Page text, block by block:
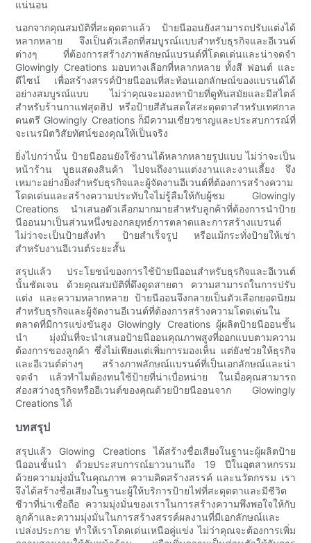
แน่นอน
นอกจากคุณสมบัติที่สะดุดตาแล้ว ป้ายนีออนยังสามารถปรับแต่งได้
หลากหลาย จึงเป็นตัวเลือกที่สมบูรณ์แบบสำหรับธุรกิจและอีเวนต์
ต่างๆ ที่ต้องการสร้างภาพลักษณ์แบรนด์ที่โดดเด่นและน่าจดจำ
Glowingly Creations มอบทางเลือกที่หลากหลาย ทั้งสี ฟอนต์ และ
ดีไซน์ เพื่อสร้างสรรค์ป้ายนีออนที่สะท้อนเอกลักษณ์ของแบรนด์ได้
อย่างสมบูรณ์แบบ ไม่ว่าคุณจะมองหาป้ายที่ดูทันสมัยและมีสไตล์
สำหรับร้านกาแฟสุดฮิป หรือป้ายสีสันสดใสสะดุดตาสำหรับเทศกาล
ดนตรี Glowingly Creations ก็มีความเชี่ยวชาญและประสบการณ์ที่
จะเนรมิตวิสัยทัศน์ของคุณให้เป็นจริง
ยิ่งไปกว่านั้น ป้ายนีออนยังใช้งานได้หลากหลายรูปแบบ ไม่ว่าจะเป็น
หน้าร้าน บูธแสดงสินค้า ไปจนถึงงานแต่งงานและงานเลี้ยง จึง
เหมาะอย่างยิ่งสำหรับธุรกิจและผู้จัดงานอีเวนต์ที่ต้องการสร้างความ
โดดเด่นและสร้างความประทับใจไม่รู้ลืมให้กับผู้ชม Glowingly
Creations นำเสนอตัวเลือกมากมายสำหรับลูกค้าที่ต้องการนำป้าย
นีออนมาเป็นส่วนหนึ่งของกลยุทธ์การตลาดและการสร้างแบรนด์
ไม่ว่าจะเป็นป้ายสั่งทำ ป้ายสำเร็จรูป หรือแม้กระทั่งป้ายให้เช่า
สำหรับงานอีเวนต์ระยะสั้น
สรุปแล้ว ประโยชน์ของการใช้ป้ายนีออนสำหรับธุรกิจและอีเวนต์
นั้นชัดเจน ด้วยคุณสมบัติที่ดึงดูดสายตา ความสามารถในการปรับ
แต่ง และความหลากหลาย ป้ายนีออนจึงกลายเป็นตัวเลือกยอดนิยม
สำหรับธุรกิจและผู้จัดงานอีเวนต์ที่ต้องการสร้างความโดดเด่นใน
ตลาดที่มีการแข่งขันสูง Glowingly Creations ผู้ผลิตป้ายนีออนชั้น
นำ มุ่งมั่นที่จะนำเสนอป้ายนีออนคุณภาพสูงที่ออกแบบตามความ
ต้องการของลูกค้า ซึ่งไม่เพียงแต่เพิ่มการมองเห็น แต่ยังช่วยให้ธุรกิจ
และอีเวนต์ต่างๆ สร้างภาพลักษณ์แบรนด์ที่เป็นเอกลักษณ์และน่า
จดจำ แล้วทำไมต้องทนใช้ป้ายที่น่าเบื่อหน่าย ในเมื่อคุณสามารถ
ส่องสว่างธุรกิจหรืออีเวนต์ของคุณด้วยป้ายนีออนจาก Glowingly
Creations ได้
บทสรุป
สรุปแล้ว Glowing Creations ได้สร้างชื่อเสียงในฐานะผู้ผลิตป้าย
นีออนชั้นนำ ด้วยประสบการณ์ยาวนานถึง 19 ปีในอุตสาหกรรม
ด้วยความมุ่งมั่นในคุณภาพ ความคิดสร้างสรรค์ และนวัตกรรม เรา
จึงได้สร้างชื่อเสียงในฐานะผู้ให้บริการป้ายไฟที่สะดุดตาและมีชีวิต
ชีวาที่น่าเชื่อถือ ความมุ่งมั่นของเราในการสร้างความพึงพอใจให้กับ
ลูกค้าและความมุ่งมั่นในการสร้างสรรค์ผลงานที่มีเอกลักษณ์และ
เปล่งประกาย ทำให้เราโดดเด่นเหนือคู่แข่ง ไม่ว่าคุณจะต้องการเพิ่ม